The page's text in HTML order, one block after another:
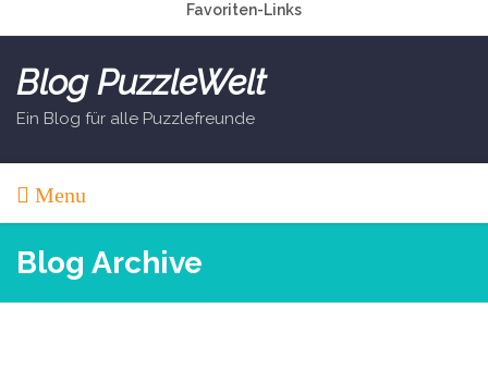
Favoriten-Links
Blog PuzzleWelt
Ein Blog für alle Puzzlefreunde
Menu
Blog Archive